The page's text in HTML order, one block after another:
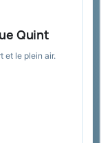
Quint
et le plein air.